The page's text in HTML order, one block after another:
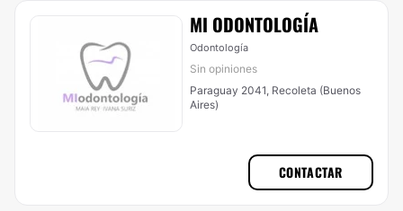
MI ODONTOLOGÍA
Odontología
Sin opiniones
Paraguay 2041, Recoleta (Buenos
Aires)
CONTACTAR